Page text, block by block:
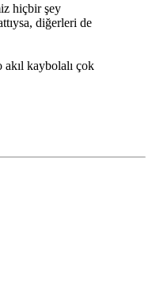
hiçbir şey
diğerleri de
kaybolalı çok